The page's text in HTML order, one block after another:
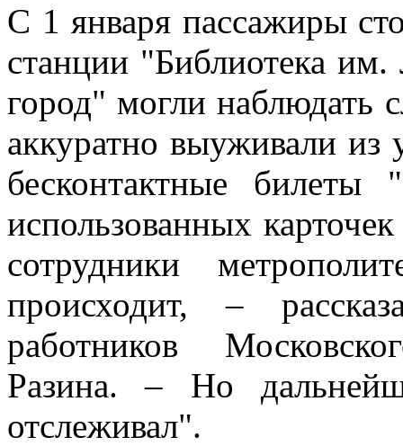
С 1 января пассажиры
станции "Библиотека
город" могли
аккуратно выуживали из
бесконтактные билеты
использованных
сотрудники
происходит, –
работников
Разина. – Но
отслеживал".